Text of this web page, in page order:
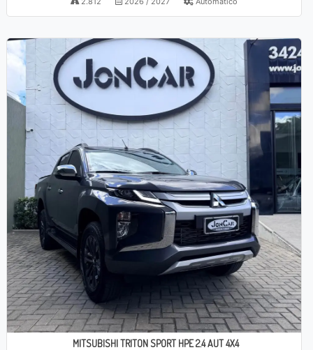
MITSUBISHI TRITON SPORT HPE 2.4 AUT 4X4